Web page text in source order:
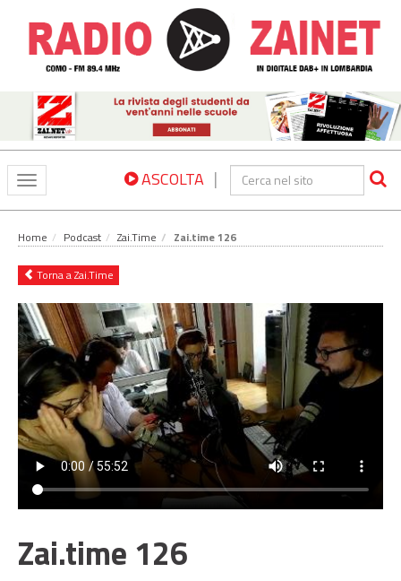
Toggle
navigation
ASCOLTA |
Home Podcast Zai.Time Zai.time 126
Torna a Zai.Time
Zai.time 126